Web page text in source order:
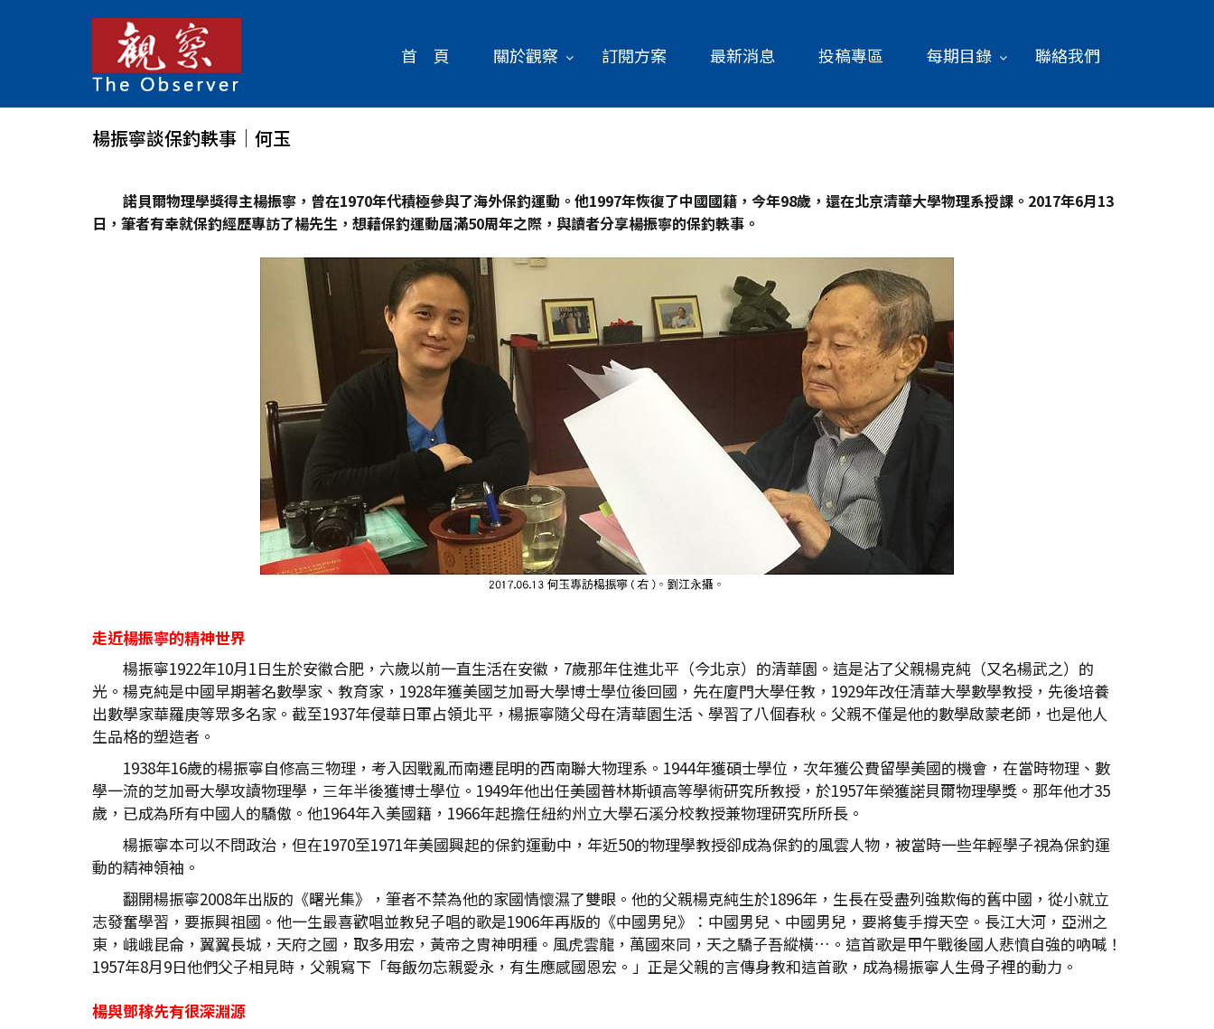
首 頁 關於觀察 訂閱方案 最新消息 投稿專區 每期目錄 聯絡我們
楊振寧談保釣軼事│何玉
諾貝爾物理學獎得主楊振寧，曾在1970年代積極參與了海外保釣運動。他1997年恢復了中國國籍，今年98歲，還在北京清華大學物理系授課。2017年6月13
日，筆者有幸就保釣經歷專訪了楊先生，想藉保釣運動屆滿50周年之際，與讀者分享楊振寧的保釣軼事。
走近楊振寧的精神世界
楊振寧1922年10月1日生於安徽合肥，六歲以前一直生活在安徽，7歲那年住進北平（今北京）的清華園。這是沾了父親楊克純（又名楊武之）的
光。楊克純是中國早期著名數學家、教育家，1928年獲美國芝加哥大學博士學位後回國，先在廈門大學任教，1929年改任清華大學數學教授，先後培養
出數學家華羅庚等眾多名家。截至1937年侵華日軍占領北平，楊振寧隨父母在清華園生活、學習了八個春秋。父親不僅是他的數學啟蒙老師，也是他人
生品格的塑造者。
1938年16歲的楊振寧自修高三物理，考入因戰亂而南遷昆明的西南聯大物理系。1944年獲碩士學位，次年獲公費留學美國的機會，在當時物理、數
學一流的芝加哥大學攻讀物理學，三年半後獲博士學位。1949年他出任美國普林斯頓高等學術研究所教授，於1957年榮獲諾貝爾物理學獎。那年他才35
歲，已成為所有中國人的驕傲。他1964年入美國籍，1966年起擔任紐約州立大學石溪分校教授兼物理研究所所長。
楊振寧本可以不問政治，但在1970至1971年美國興起的保釣運動中，年近50的物理學教授卻成為保釣的風雲人物，被當時一些年輕學子視為保釣運
動的精神領袖。
翻開楊振寧2008年出版的《曙光集》，筆者不禁為他的家國情懷濕了雙眼。他的父親楊克純生於1896年，生長在受盡列強欺侮的舊中國，從小就立
志發奮學習，要振興祖國。他一生最喜歡唱並教兒子唱的歌是1906年再版的《中國男兒》：中國男兒、中國男兒，要將隻手撐天空。長江大河，亞洲之
東，峨峨昆侖，翼翼長城，天府之國，取多用宏，黃帝之胄神明種。風虎雲龍，萬國來同，天之驕子吾縱橫…。這首歌是甲午戰後國人悲憤自強的吶喊！
1957年8月9日他們父子相見時，父親寫下「每飯勿忘親愛永，有生應感國恩宏。」正是父親的言傳身教和這首歌，成為楊振寧人生骨子裡的動力。
楊與鄧稼先有很深淵源